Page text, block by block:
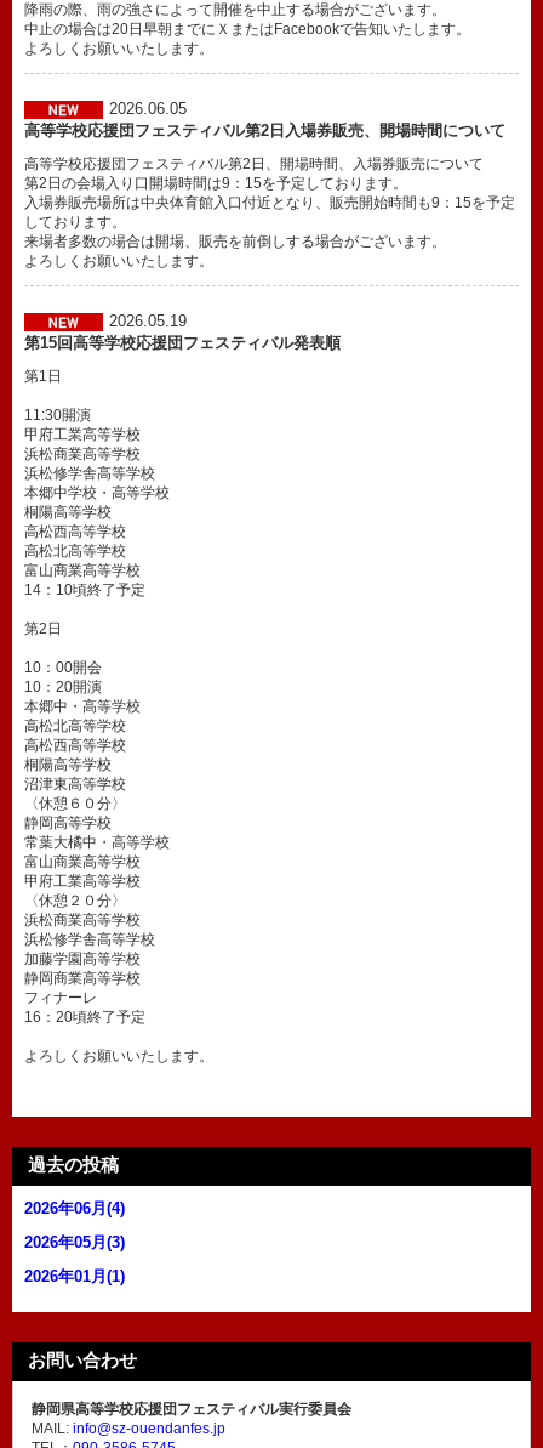
降雨の際、雨の強さによって開催を中止する場合がございます。
中止の場合は20日早朝までにＸまたはFacebookで告知いたします。
よろしくお願いいたします。
2026.06.05
高等学校応援団フェスティバル第2日入場券販売、開場時間について
高等学校応援団フェスティバル第2日、開場時間、入場券販売について
第2日の会場入り口開場時間は9：15を予定しております。
入場券販売場所は中央体育館入口付近となり、販売開始時間も9：15を予定
しております。
来場者多数の場合は開場、販売を前倒しする場合がございます。
よろしくお願いいたします。
2026.05.19
第15回高等学校応援団フェスティバル発表順
第1日
11:30開演
甲府工業高等学校
浜松商業高等学校
浜松修学舎高等学校
本郷中学校・高等学校
桐陽高等学校
高松西高等学校
高松北高等学校
富山商業高等学校
14：10頃終了予定
第2日
10：00開会
10：20開演
本郷中・高等学校
高松北高等学校
高松西高等学校
桐陽高等学校
沼津東高等学校
〈休憩６０分〉
静岡高等学校
常葉大橘中・高等学校
富山商業高等学校
甲府工業高等学校
〈休憩２０分〉
浜松商業高等学校
浜松修学舎高等学校
加藤学園高等学校
静岡商業高等学校
フィナーレ
16：20頃終了予定
よろしくお願いいたします。
過去の投稿
2026年06月(4)
2026年05月(3)
2026年01月(1)
お問い合わせ
静岡県高等学校応援団フェスティバル実行委員会
MAIL: info@sz-ouendanfes.jp